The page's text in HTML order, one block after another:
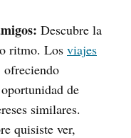
Descubre la
ritmo. Los viajes
ofreciendo
de
similares.
quisiste ver,